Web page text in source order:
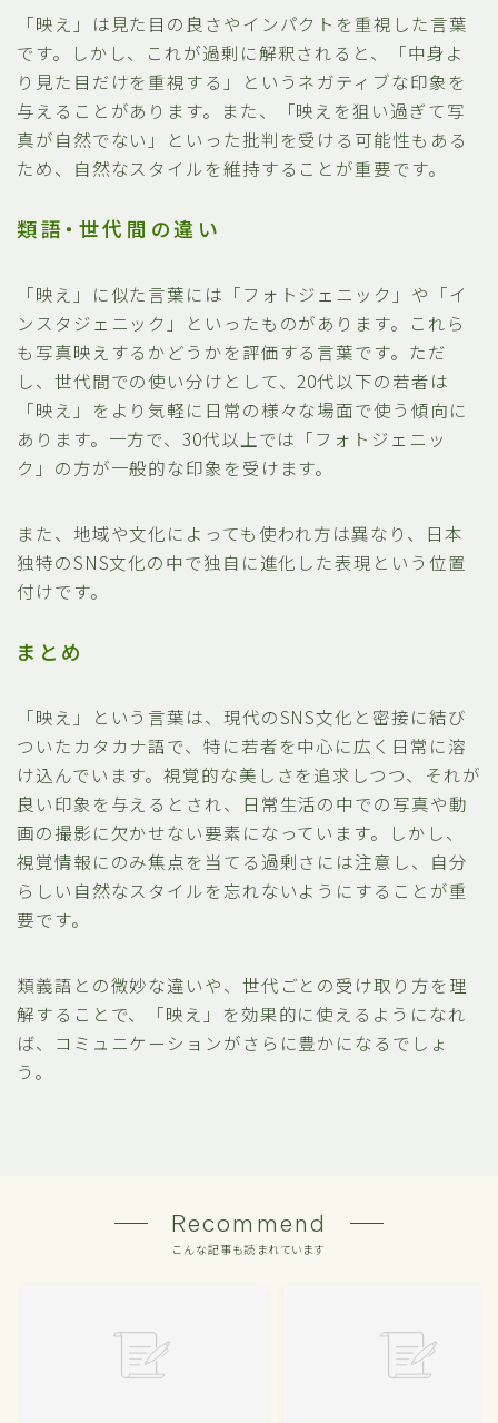
「映え」は見た目の良さやインパクトを重視した言葉
です。しかし、これが過剰に解釈されると、「中身よ
り見た目だけを重視する」というネガティブな印象を
与えることがあります。また、「映えを狙い過ぎて写
真が自然でない」といった批判を受ける可能性もある
ため、自然なスタイルを維持することが重要です。
類語・世代間の違い
「映え」に似た言葉には「フォトジェニック」や「イ
ンスタジェニック」といったものがあります。これら
も写真映えするかどうかを評価する言葉です。ただ
し、世代間での使い分けとして、20代以下の若者は
「映え」をより気軽に日常の様々な場面で使う傾向に
あります。一方で、30代以上では「フォトジェニッ
ク」の方が一般的な印象を受けます。
また、地域や文化によっても使われ方は異なり、日本
独特のSNS文化の中で独自に進化した表現という位置
付けです。
まとめ
「映え」という言葉は、現代のSNS文化と密接に結び
ついたカタカナ語で、特に若者を中心に広く日常に溶
け込んでいます。視覚的な美しさを追求しつつ、それが
良い印象を与えるとされ、日常生活の中での写真や動
画の撮影に欠かせない要素になっています。しかし、
視覚情報にのみ焦点を当てる過剰さには注意し、自分
らしい自然なスタイルを忘れないようにすることが重
要です。
類義語との微妙な違いや、世代ごとの受け取り方を理
解することで、「映え」を効果的に使えるようになれ
ば、コミュニケーションがさらに豊かになるでしょ
う。
Recommend
こんな記事も読まれています